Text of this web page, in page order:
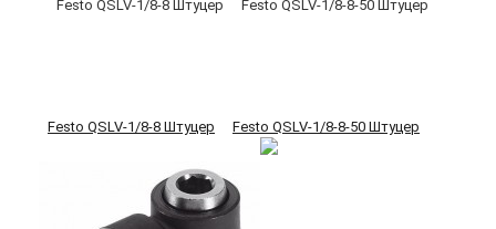
Festo QSLV-1/8-8 Штуцер Festo QSLV-1/8-8-50 Штуцер